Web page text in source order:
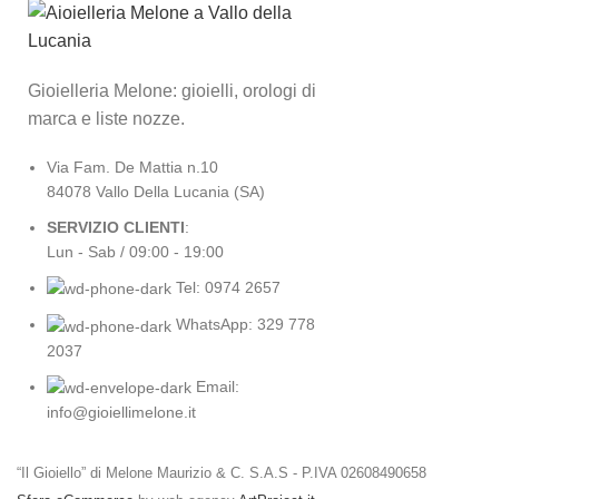
Gioielleria Melone: gioielli, orologi di
marca e liste nozze.
Via Fam. De Mattia n.10
84078 Vallo Della Lucania (SA)
SERVIZIO CLIENTI:
Lun - Sab / 09:00 - 19:00
Tel: 0974 2657
WhatsApp: 329 778
2037
Email:
info@gioiellimelone.it
“Il Gioiello” di Melone Maurizio & C. S.A.S - P.IVA 02608490658